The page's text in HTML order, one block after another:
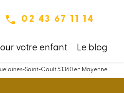
02 43 67 11 14
votre enfant Le blog
Saint-Gault 53360 en Mayenne